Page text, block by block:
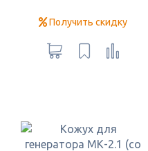
Получить скидку